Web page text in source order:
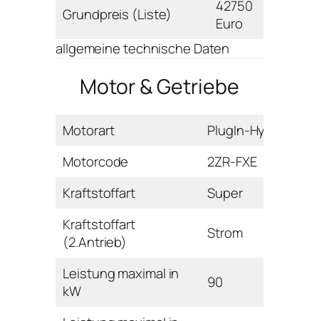
Grundpreis (Liste)
42750
Euro
allgemeine technische Daten
Motor & Getriebe
Motorart
PlugIn-Hybrid
Motorcode
2ZR-FXE
Kraftstoffart
Super
Kraftstoffart
(2.Antrieb)
Strom
Leistung maximal in
kW
90